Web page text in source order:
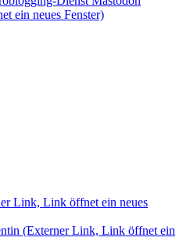
ein neues Fenster)
Link, Link öffnet ein neues
(Externer Link, Link öffnet ein